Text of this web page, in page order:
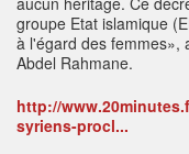
groupe Etat islamique
à l'égard des femmes»,
Abdel Rahmane.
http://
syriens-procl...